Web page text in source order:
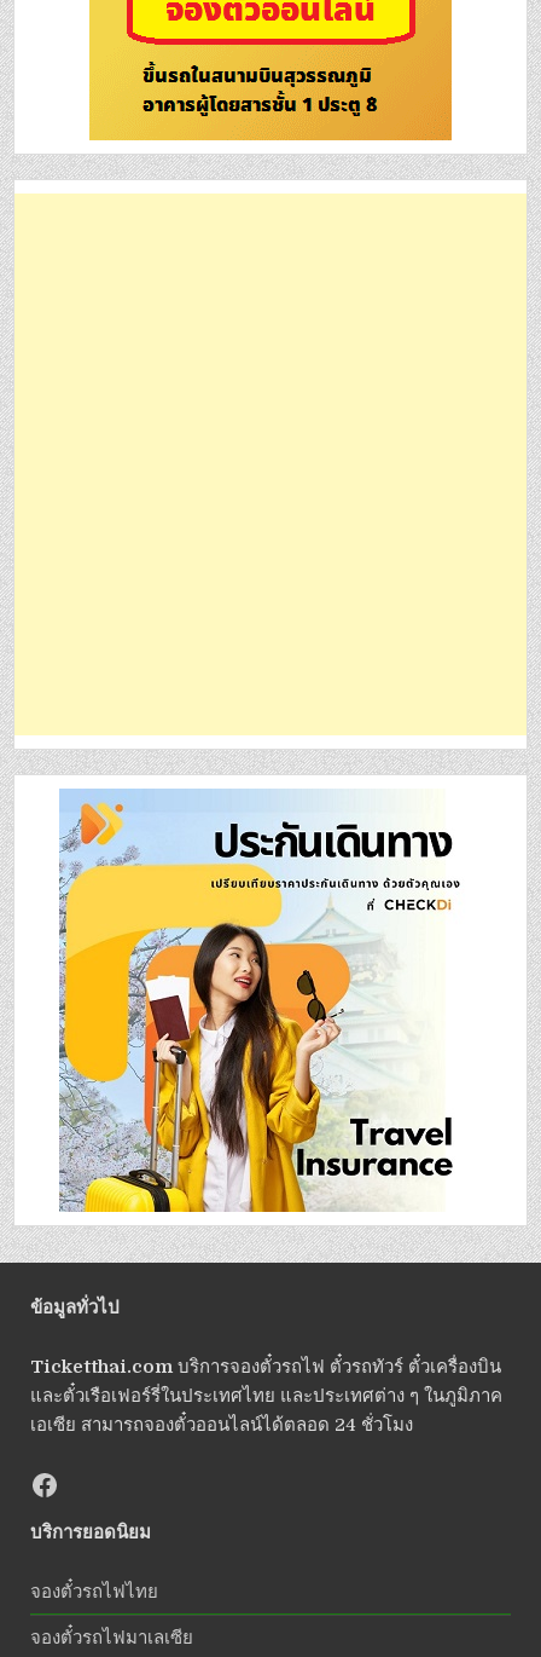
ข้อมูลทั่วไป
Ticketthai.comบริการจองตั๋วรถไฟ ตั๋วรถทัวร์ ตั๋วเครื่องบิน
และตั๋วเรือเฟอร์รี่ในประเทศไทย และประเทศต่าง ๆ ในภูมิภาค
เอเซีย สามารถจองตั๋วออนไลน์ได้ตลอด 24 ชั่วโมง
บริการยอดนิยม
จองตั๋วรถไฟไทย
จองตั๋วรถไฟมาเลเซีย